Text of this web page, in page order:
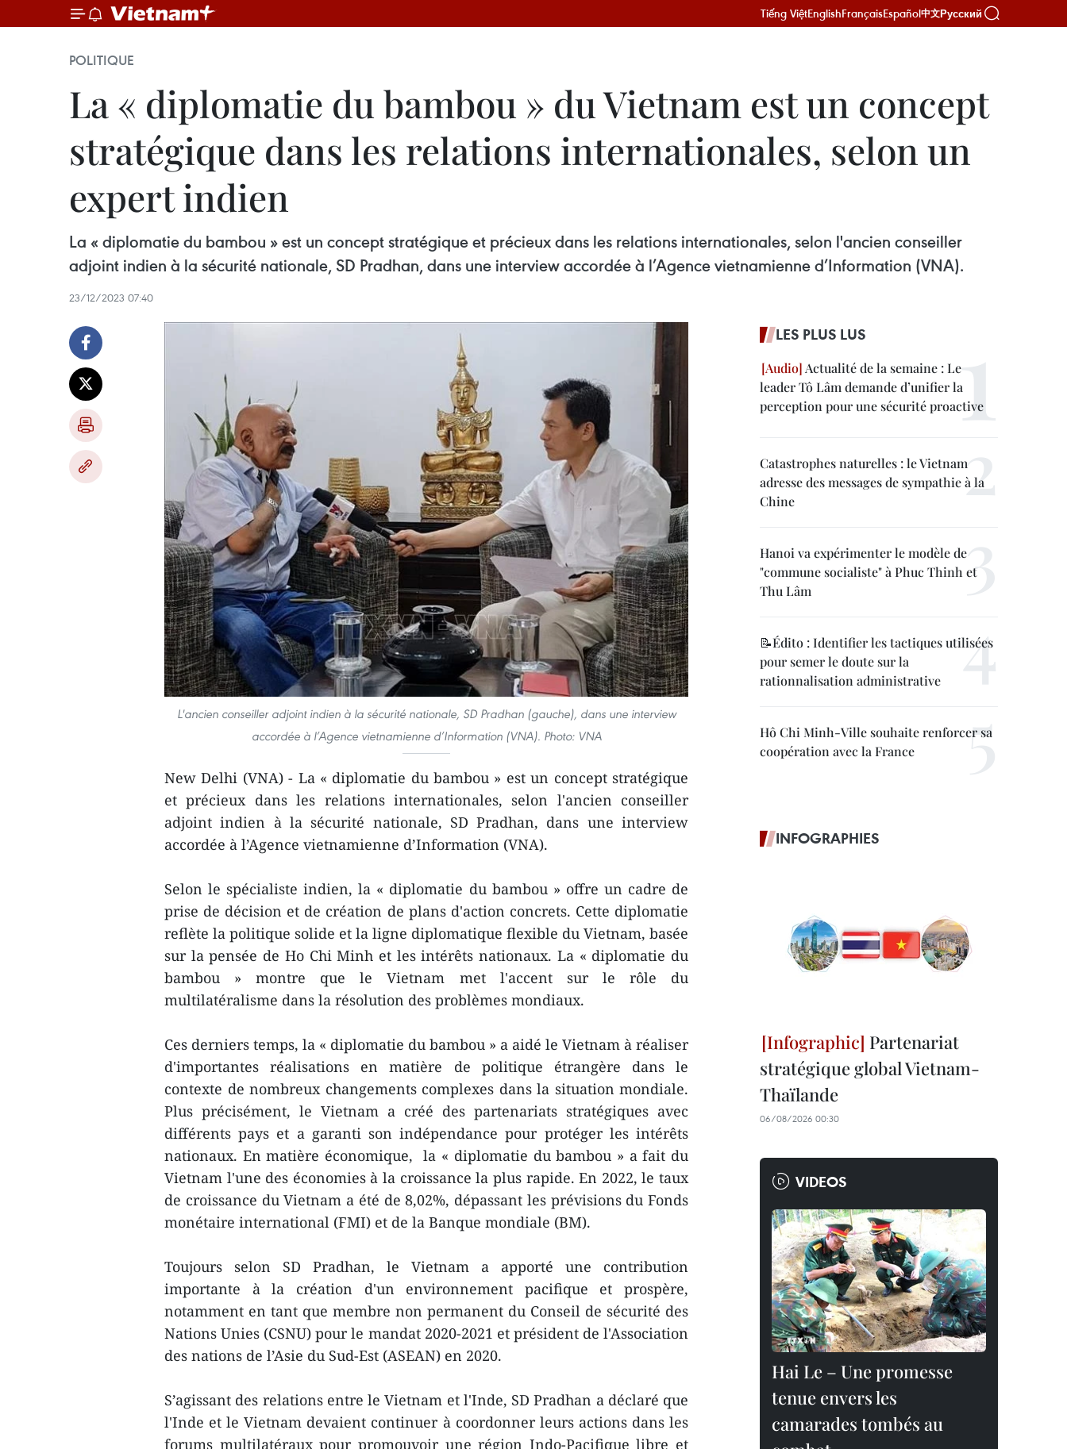
Tiếng ViệtEnglishFrançaisEspañol中文Русский
POLITIQUE
La « diplomatie du bambou » du Vietnam est un concept
stratégique dans les relations internationales, selon un
expert indien
La « diplomatie du bambou » est un concept stratégique et précieux dans les relations internationales, selon l'ancien conseiller
adjoint indien à la sécurité nationale, SD Pradhan, dans une interview accordée à l’Agence vietnamienne d’Information (VNA).
23/12/2023 07:40
L'ancien conseiller adjoint indien à la sécurité nationale, SD Pradhan (gauche), dans une interview
accordée à l’Agence vietnamienne d’Information (VNA). Photo: VNA
New Delhi (VNA) - La « diplomatie du bambou » est un concept stratégique
et précieux dans les relations internationales, selon l'ancien conseiller
adjoint indien à la sécurité nationale, SD Pradhan, dans une interview
accordée à l’Agence vietnamienne d’Information (VNA).
Selon le spécialiste indien, la « diplomatie du bambou » offre un cadre de
prise de décision et de création de plans d'action concrets. Cette diplomatie
reflète la politique solide et la ligne diplomatique flexible du Vietnam, basée
sur la pensée de Ho Chi Minh et les intérêts nationaux. La « diplomatie du
bambou » montre que le Vietnam met l'accent sur le rôle du
multilatéralisme dans la résolution des problèmes mondiaux.
Ces derniers temps, la « diplomatie du bambou » a aidé le Vietnam à réaliser
d'importantes réalisations en matière de politique étrangère dans le
contexte de nombreux changements complexes dans la situation mondiale.
Plus précisément, le Vietnam a créé des partenariats stratégiques avec
différents pays et a garanti son indépendance pour protéger les intérêts
nationaux. En matière économique, la « diplomatie du bambou » a fait du
Vietnam l'une des économies à la croissance la plus rapide. En 2022, le taux
de croissance du Vietnam a été de 8,02%, dépassant les prévisions du Fonds
monétaire international (FMI) et de la Banque mondiale (BM).
Toujours selon SD Pradhan, le Vietnam a apporté une contribution
importante à la création d'un environnement pacifique et prospère,
notamment en tant que membre non permanent du Conseil de sécurité des
Nations Unies (CSNU) pour le mandat 2020-2021 et président de l'Association
des nations de l’Asie du Sud-Est (ASEAN) en 2020.
S’agissant des relations entre le Vietnam et l'Inde, SD Pradhan a déclaré que
l'Inde et le Vietnam devaient continuer à coordonner leurs actions dans les
forums multilatéraux pour promouvoir une région Indo-Pacifique libre et
LES PLUS LUS
Actualité de la semaine : Le
leader Tô Lâm demande d’unifier la
perception pour une sécurité proactive
Catastrophes naturelles : le Vietnam
adresse des messages de sympathie à la
Chine
Hanoi va expérimenter le modèle de
"commune socialiste" à Phuc Thinh et
Thu Lâm
📝Édito : Identifier les tactiques utilisées
pour semer le doute sur la
rationnalisation administrative
Hô Chi Minh-Ville souhaite renforcer sa
coopération avec la France
INFOGRAPHIES
Partenariat
stratégique global Vietnam-
Thaïlande
06/08/2026 00:30
VIDEOS
Hai Le – Une promesse
tenue envers les
camarades tombés au